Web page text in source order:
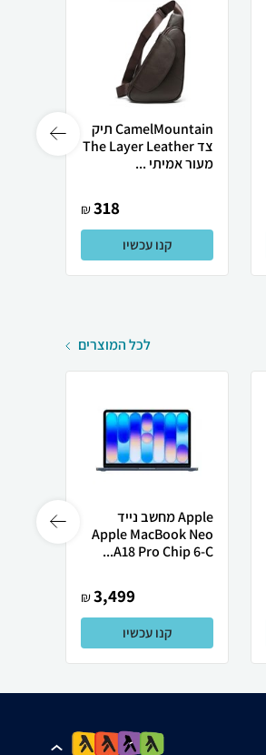
CamelMountain תיק
צד The Layer Leather
מעור אמיתי ...
318
₪
קנו עכשיו
לכל המוצרים
Apple מחשב נייד
Apple MacBook Neo
A18 Pro Chip 6-C...
3,499
₪
קנו עכשיו